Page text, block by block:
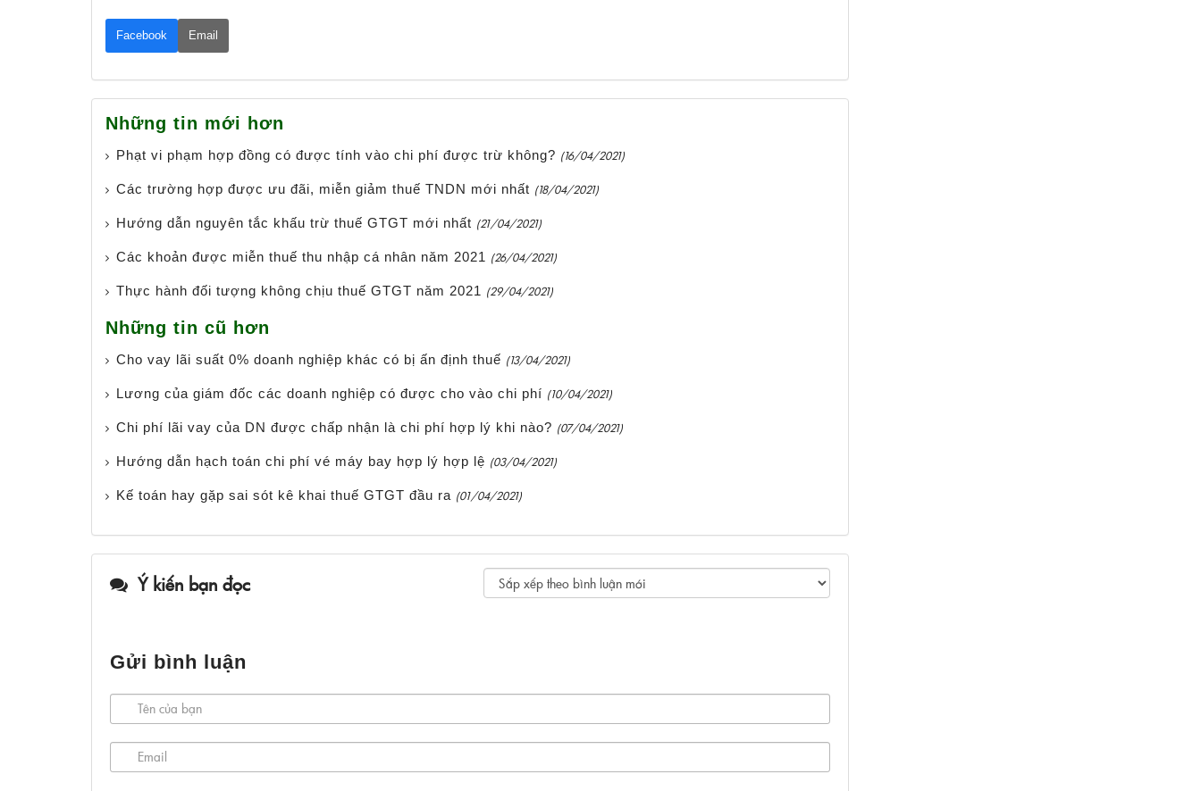
Facebook Email
Những tin mới hơn
Phạt vi phạm hợp đồng có được tính vào chi phí được trừ không? (16/04/2021)
Các trường hợp được ưu đãi, miễn giảm thuế TNDN mới nhất (18/04/2021)
Hướng dẫn nguyên tắc khấu trừ thuế GTGT mới nhất (21/04/2021)
Các khoản được miễn thuế thu nhập cá nhân năm 2021 (26/04/2021)
Thực hành đối tượng không chịu thuế GTGT năm 2021 (29/04/2021)
Những tin cũ hơn
Cho vay lãi suất 0% doanh nghiệp khác có bị ấn định thuế (13/04/2021)
Lương của giám đốc các doanh nghiệp có được cho vào chi phí (10/04/2021)
Chi phí lãi vay của DN được chấp nhận là chi phí hợp lý khi nào? (07/04/2021)
Hướng dẫn hạch toán chi phí vé máy bay hợp lý hợp lệ (03/04/2021)
Kế toán hay gặp sai sót kê khai thuế GTGT đầu ra (01/04/2021)
Ý kiến bạn đọc
Gửi bình luận